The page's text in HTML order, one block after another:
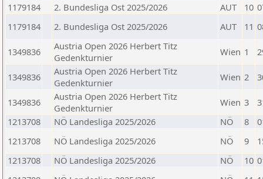
1179184
2. Bundesliga Ost 2025/2026 AUT 10
1179184
2. Bundesliga Ost 2025/2026 AUT 11
1349836
Austria Open 2026 Herbert Titz
Gedenkturnier
Wien 1
1349836
Austria Open 2026 Herbert Titz
Gedenkturnier
Wien 2
1349836
Austria Open 2026 Herbert Titz
Gedenkturnier
Wien 3
1213708
NÖ Landesliga 2025/2026 NÖ 8
1213708
NÖ Landesliga 2025/2026 NÖ 9
1213708
NÖ Landesliga 2025/2026 NÖ 10